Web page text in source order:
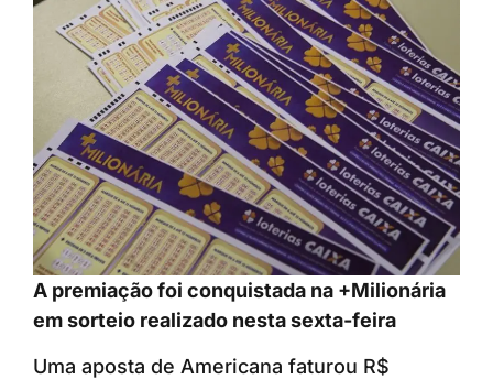
A premiação foi conquistada na +Milionária
em sorteio realizado nesta sexta-feira
Uma aposta de Americana faturou R$